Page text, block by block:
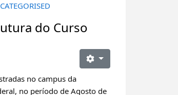
do Curso
no campus da
no período de Agosto de